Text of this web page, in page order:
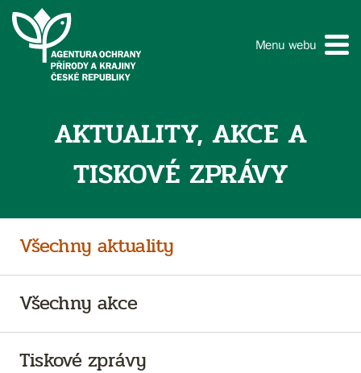
Menu webu
AKTUALITY, AKCE A
TISKOVÉ ZPRÁVY
Všechny aktuality
Všechny akce
Tiskové zprávy